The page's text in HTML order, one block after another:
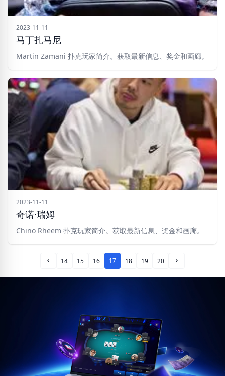
2023-11-11
马丁扎马尼
Martin Zamani 扑克玩家简介。获取最新信息、奖金和画廊。
2023-11-11
奇诺·瑞姆
Chino Rheem 扑克玩家简介。获取最新信息、奖金和画廊。
Prev Page
14 15 16 17 18 19 20 Next Page